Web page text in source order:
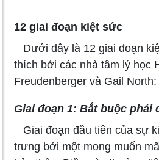
12 giai đoạn kiệt sức
Dưới đây là 12 giai đoạn
thích bởi các nhà tâm lý học
Freudenberger và Gail North:
Giai đoạn 1: Bắt buộc phải
Giai đoạn đầu tiên của sự
trưng bởi một mong muốn